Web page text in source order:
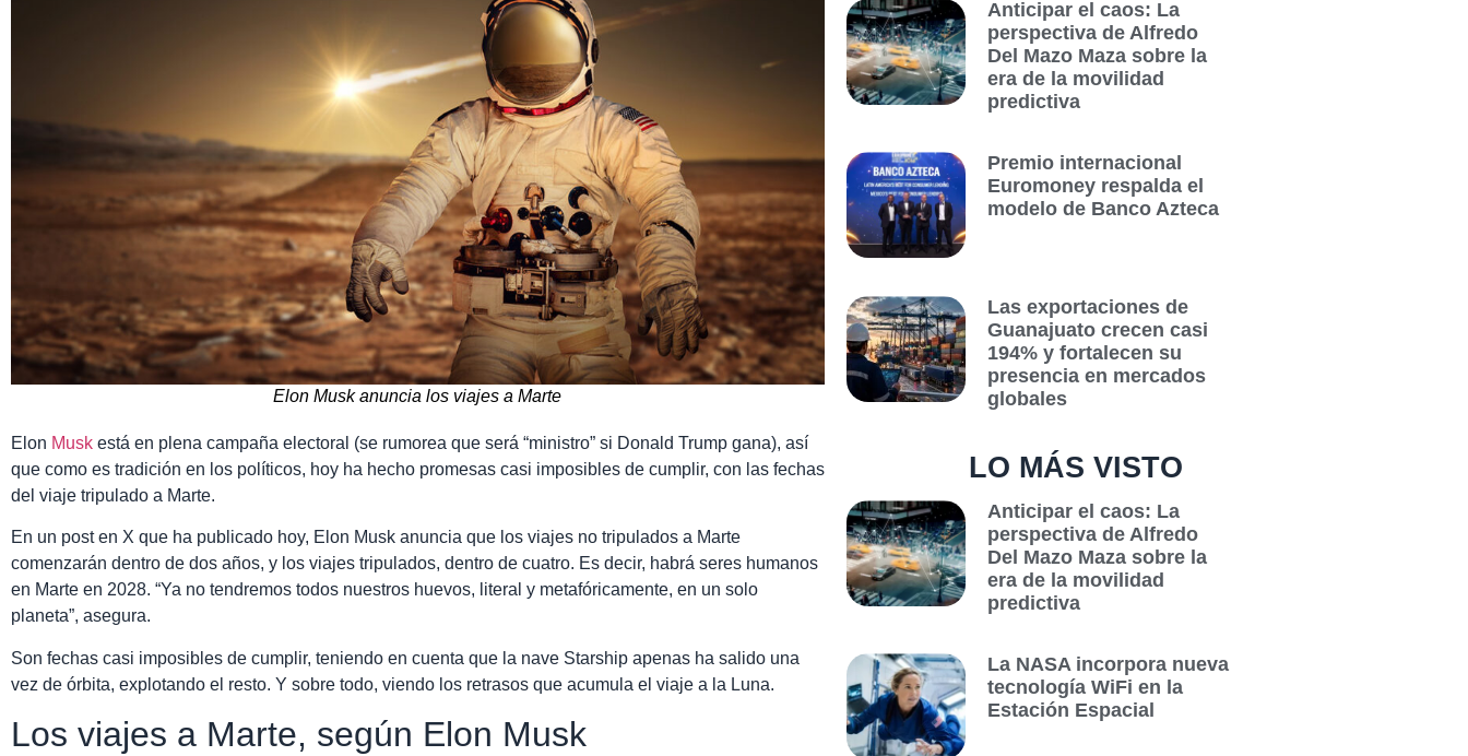
Elon Musk anuncia los viajes a Marte
Elon Musk está en plena campaña electoral (se rumorea que será “ministro” si Donald Trump gana), así
que como es tradición en los políticos, hoy ha hecho promesas casi imposibles de cumplir, con las fechas
del viaje tripulado a Marte.
En un post en X que ha publicado hoy, Elon Musk anuncia que los viajes no tripulados a Marte
comenzarán dentro de dos años, y los viajes tripulados, dentro de cuatro. Es decir, habrá seres humanos
en Marte en 2028. “Ya no tendremos todos nuestros huevos, literal y metafóricamente, en un solo
planeta”, asegura.
Son fechas casi imposibles de cumplir, teniendo en cuenta que la nave Starship apenas ha salido una
vez de órbita, explotando el resto. Y sobre todo, viendo los retrasos que acumula el viaje a la Luna.
Los viajes a Marte, según Elon Musk
Anticipar el caos: La
perspectiva de Alfredo
Del Mazo Maza sobre la
era de la movilidad
predictiva
Premio internacional
Euromoney respalda el
modelo de Banco Azteca
Las exportaciones de
Guanajuato crecen casi
194% y fortalecen su
presencia en mercados
globales
LO MÁS VISTO
Anticipar el caos: La
perspectiva de Alfredo
Del Mazo Maza sobre la
era de la movilidad
predictiva
La NASA incorpora nueva
tecnología WiFi en la
Estación Espacial